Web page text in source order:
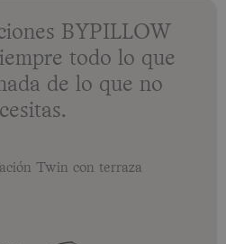
BYPILLOW
todo lo que
de lo que no
Twin con terraza